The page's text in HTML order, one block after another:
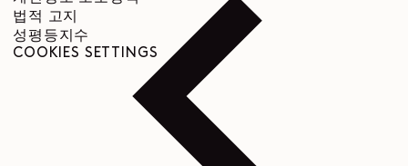
법적 고지
성평등지수
COOKIES SETTINGS